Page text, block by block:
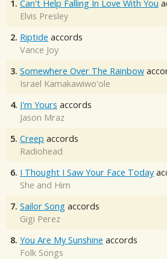
1. Can't Help Falling In Love With You
Elvis Presley
2. Riptide accords
Vance Joy
3. Somewhere Over The Rainbow
Israel Kamakawiwo'ole
4. I'm Yours accords
Jason Mraz
5. Creep accords
Radiohead
6. I Thought I Saw Your Face Today
She and Him
7. Sailor Song accords
Gigi Perez
8. You Are My Sunshine accords
Folk Songs